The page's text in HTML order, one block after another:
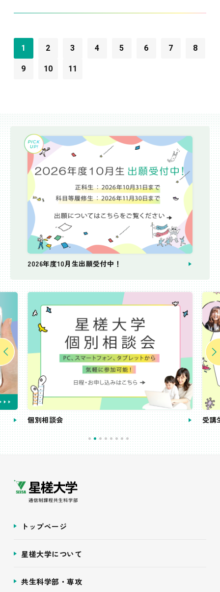
1 2 3 4 5 6 7 8
9 10 11
2026年度10月生出願受付中！
個別相談会 受講
トップページ
星槎大学について
共生科学部・専攻